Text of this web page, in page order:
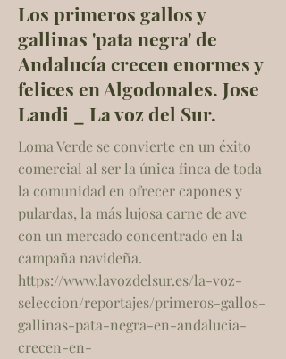
Los primeros gallos y
gallinas 'pata negra' de
Andalucía crecen enormes y
felices en Algodonales. Jose
Landi _ La voz del Sur.
Loma Verde se convierte en un éxito
comercial al ser la única finca de toda
la comunidad en ofrecer capones y
pulardas, la más lujosa carne de ave
con un mercado concentrado en la
campaña navideña.
https://www.lavozdelsur.es/la-voz-
seleccion/reportajes/primeros-gallos-
gallinas-pata-negra-en-andalucia-
crecen-en-